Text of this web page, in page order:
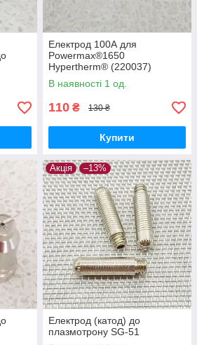
Електрод 100А для
Powermax®1650
Hypertherm® (220037)
В наявності 1 од.
110 ₴ 130 ₴
Купити
Акція –13%
Електрод (катод) до
плазмотрону SG-51